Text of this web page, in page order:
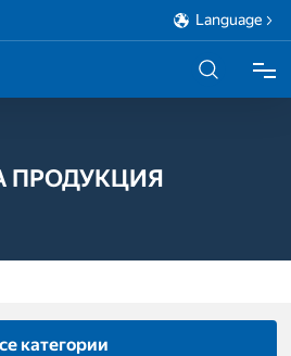
Language
ПРОДУКЦИЯ
категории